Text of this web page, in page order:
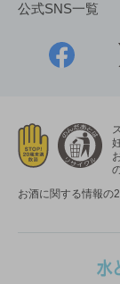
公式SNS一覧
お酒に関する情報の